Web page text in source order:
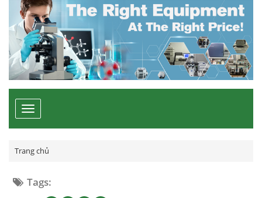
Toggle
navigation
Trang chủ
Tags: